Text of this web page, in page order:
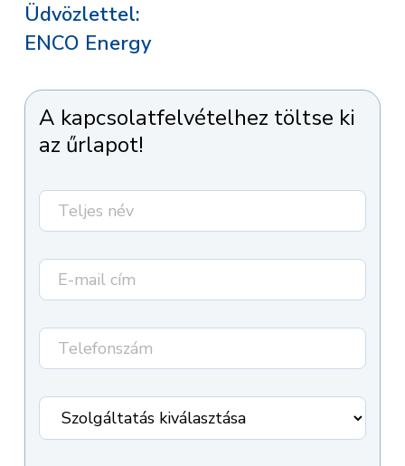
Üdvözlettel:
ENCO Energy
A kapcsolatfelvételhez töltse ki
az űrlapot!